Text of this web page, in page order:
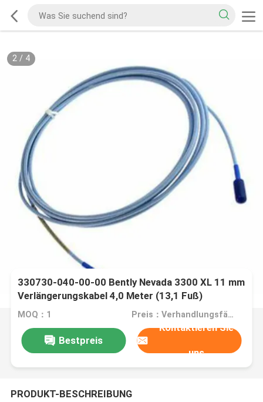
2/ 4
330730-040-00-00 Bently Nevada 3300 XL 11 mm
Verlängerungskabel 4,0 Meter (13,1 Fuß)
MOQ：1 Preis：Verhandlungsfähig
Bestpreis
Kontaktieren Sie
uns
PRODUKT-BESCHREIBUNG